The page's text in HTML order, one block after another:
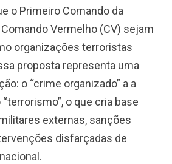
o Primeiro Comando da
Vermelho (CV) sejam
organizações terroristas
proposta representa uma
o “crime organizado” a a
o que cria base
externas, sanções
disfarçadas de